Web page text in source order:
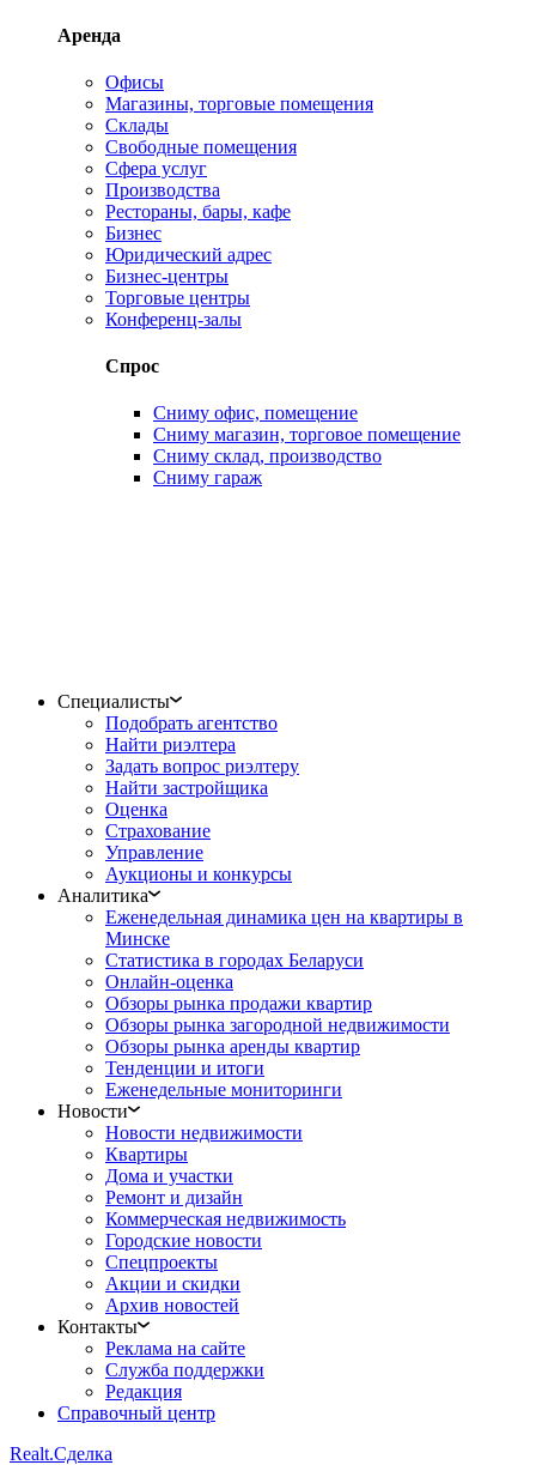
Аренда
Офисы
Магазины, торговые помещения
Склады
Свободные помещения
Сфера услуг
Производства
Рестораны, бары, кафе
Бизнес
Юридический адрес
Бизнес-центры
Торговые центры
Конференц-залы
Спрос
Сниму офис, помещение
Сниму магазин, торговое помещение
Сниму склад, производство
Сниму гараж
Специалисты
Подобрать агентство
Найти риэлтера
Задать вопрос риэлтеру
Найти застройщика
Оценка
Страхование
Управление
Аукционы и конкурсы
Аналитика
Еженедельная динамика цен на квартиры в
Минске
Статистика в городах Беларуси
Онлайн-оценка
Обзоры рынка продажи квартир
Обзоры рынка загородной недвижимости
Обзоры рынка аренды квартир
Тенденции и итоги
Еженедельные мониторинги
Новости
Новости недвижимости
Квартиры
Дома и участки
Ремонт и дизайн
Коммерческая недвижимость
Городские новости
Спецпроекты
Акции и скидки
Архив новостей
Контакты
Реклама на сайте
Служба поддержки
Редакция
Справочный центр
Realt.Сделка